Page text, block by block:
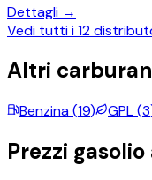
Dettagli →
Vedi tutti i12
Altri
Benzina(19) GPL(3
Prezzi gasolio